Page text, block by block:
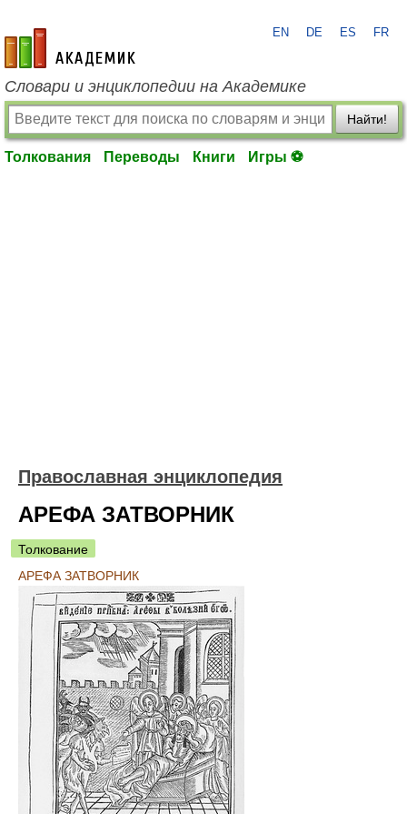
academic.ru
EN DE ES FR
Словари и энциклопедии на Академике
Найти!
Толкования Переводы Книги Игры ⚽
Православная энциклопедия
АРЕФА ЗАТВОРНИК
Толкование
АРЕФА ЗАТВОРНИК